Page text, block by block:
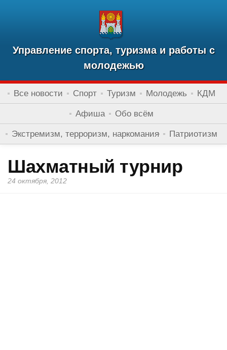
Управление спорта, туризма и работы с
молодежью
Все новости Спорт Туризм Молодежь КДМ
Афиша Обо всём
Экстремизм, терроризм, наркомания Патриотизм
Шахматный турнир
24 октября, 2012